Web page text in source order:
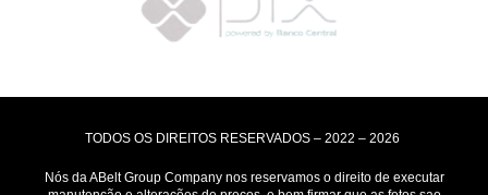
TODOS OS DIREITOS RESERVADOS – 2022 – 2026
Nós da ABelt Group Company nos reservamos o direito de executar